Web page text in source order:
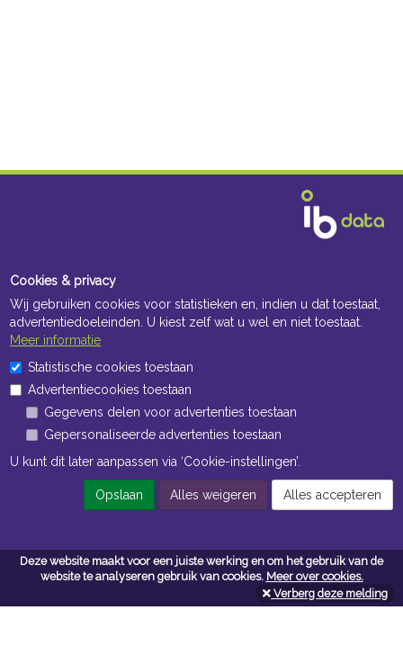
Deze website maakt voor een juiste werking en om het gebruik van de
website te analyseren gebruik van cookies. Meer over cookies.
Verberg deze melding
Openingstijden Kantoor
Openingstijden Magazijn
Navigatie
Algemene voorwaarden
Privacy
Cookies & privacy
Wij gebruiken cookies voor statistieken en, indien u dat toestaat,
advertentiedoeleinden. U kiest zelf wat u wel en niet toestaat.
Meer informatie
Statistische cookies toestaan
Advertentiecookies toestaan
Gegevens delen voor advertenties toestaan
Gepersonaliseerde advertenties toestaan
U kunt dit later aanpassen via ‘Cookie-instellingen’.
Opslaan Alles weigeren Alles accepteren